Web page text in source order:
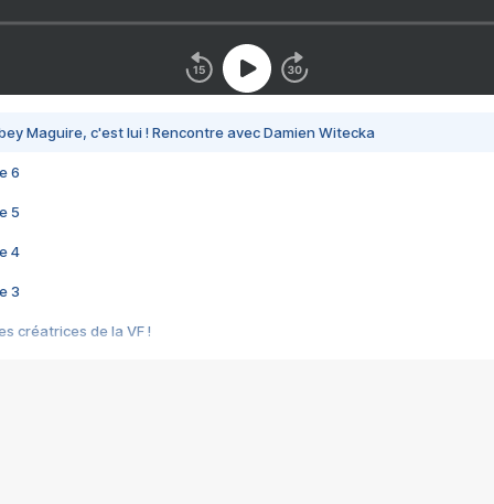
Maguire, c'est lui ! Rencontre avec Damien Witecka
6
5
4
3
créatrices de la VF !